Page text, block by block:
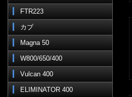
FTR223
カブ
Magna 50
W800/650/400
Vulcan 400
ELIMINATOR 400